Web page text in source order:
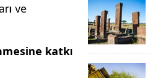
ve
katkı